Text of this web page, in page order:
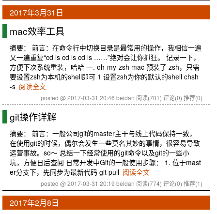
2017年3月31日
mac效率工具
摘要： 前言：在命令行中切换目录是最常用的操作，我相信一遍
又一遍重复“cd ls cd ls cd ls ……”绝对会让你抓狂。 记录一下，
方便下次系统重装，哈哈 一. oh-my-zsh mac 预装了 zsh，只需
要设置zsh为本机的shell即可 1 设置zsh为你的默认的shell chsh
-s 阅读全文
posted @ 2017-03-31 20:46 beidan 阅读(701) 评论(0) 推荐(0)
git操作详解
摘要： 前言：一般公司git的master主干与线上代码保持一致，
在使用git的时候，偶尔会发生一些莫名其妙的事情，很容易导致
运营事故。so～ 总结一下经常使用的git命令以及git的一些小
坑，方便日后查阅 日常开发中Git的一般使用步骤： 1. 位于mast
er分支下，先同步为最新代码 git pull 阅读全文
posted @ 2017-03-31 20:19 beidan 阅读(774) 评论(0) 推荐(1)
2017年2月8日